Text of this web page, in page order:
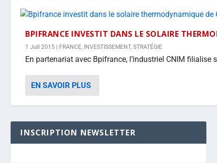
BPIFRANCE INVESTIT DANS LE SOLAIRE
1 Juil 2015 FRANCE, INVESTISSEMENT,STRATÉGIE
En partenariat avec Bpifrance, l’industriel CNIM filialise
EN SAVOIR PLUS
INSCRIPTION NEWSLETTER